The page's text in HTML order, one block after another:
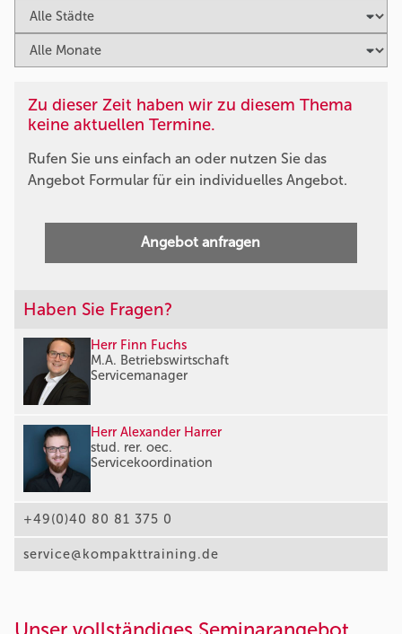
Zu dieser Zeit haben wir zu diesem Thema
keine aktuellen Termine.
Rufen Sie uns einfach an oder nutzen Sie das
Angebot Formular für ein individuelles Angebot.
Angebot anfragen
Haben Sie Fragen?
Herr Finn Fuchs
M.A. Betriebswirtschaft
Servicemanager
Herr Alexander Harrer
stud. rer. oec.
Servicekoordination
+49(0)40 80 81 375 0
service@kompakttraining.de